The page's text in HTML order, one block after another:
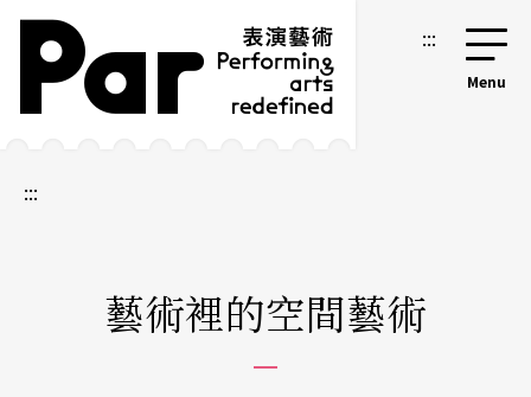
跳到主要內容區塊
網站導覽 :::
:::
藝術裡的空間藝術